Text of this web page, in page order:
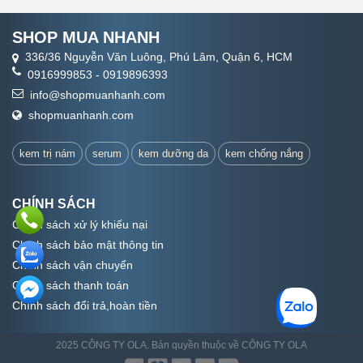
SHOP MUA NHANH
336/36 Nguyễn Văn Luông, Phú Lâm, Quận 6, HCM
0916999853 - 0919896393
info@shopmuanhanh.com
shopmuanhanh.com
kem trị nám serum kem dưỡng da kem chống nắng
CHÍNH SÁCH
Chính sách xử lý khiếu nại
Chính sách bảo mật thông tin
Chính sách vận chuyển
Chính sách thanh toán
Chính sách đổi trả,hoàn tiền
2025 CÔNG TY OLA. Bản quyền thuộc về CÔNG TY OLA